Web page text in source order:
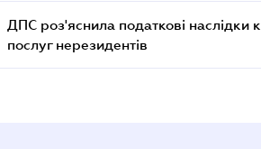
ДПС роз'яснила податкові наслідки
послуг нерезидентів